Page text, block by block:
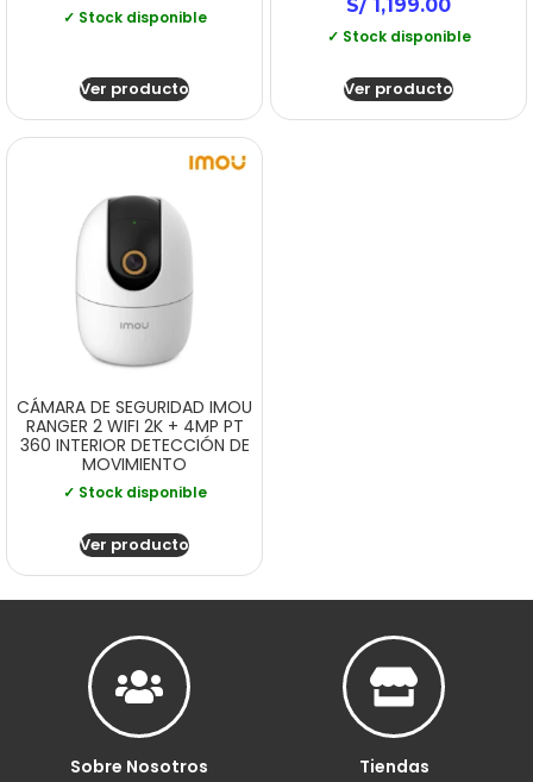
✓ Stock disponible
Ver producto
S/1,199.00
✓ Stock disponible
Ver producto
CÁMARA DE SEGURIDAD IMOU
RANGER 2 WIFI 2K + 4MP PT
360 INTERIOR DETECCIÓN DE
MOVIMIENTO
✓ Stock disponible
Ver producto
Sobre Nosotros Tiendas